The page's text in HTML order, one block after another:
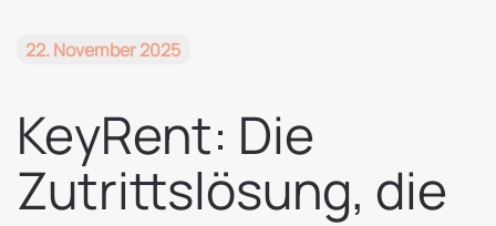
22. November 2025
KeyRent: Die
Zutrittslösung, die